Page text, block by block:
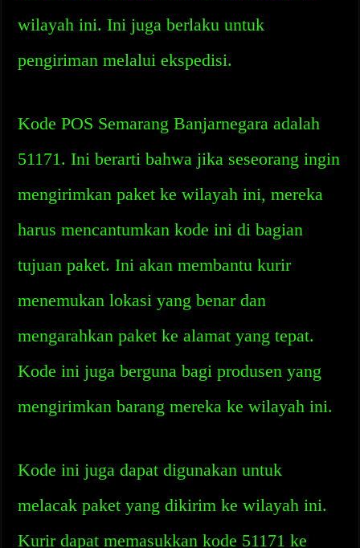
wilayah ini. Ini juga berlaku untuk
pengiriman melalui ekspedisi.
Kode POS Semarang Banjarnegara adalah
51171. Ini berarti bahwa jika seseorang ingin
mengirimkan paket ke wilayah ini, mereka
harus mencantumkan kode ini di bagian
tujuan paket. Ini akan membantu kurir
menemukan lokasi yang benar dan
mengarahkan paket ke alamat yang tepat.
Kode ini juga berguna bagi produsen yang
mengirimkan barang mereka ke wilayah ini.
Kode ini juga dapat digunakan untuk
melacak paket yang dikirim ke wilayah ini.
Kurir dapat memasukkan kode 51171 ke